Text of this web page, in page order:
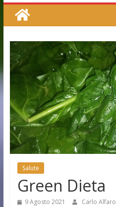
Salute
Green Dieta
9 Agosto 2021 Carlo Alfaro